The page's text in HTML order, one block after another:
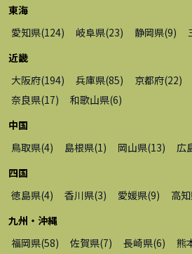
東海
愛知県(124) 岐阜県(23) 静岡県(9)
近畿
大阪府(194) 兵庫県(85) 京都府(22)
奈良県(17) 和歌山県(6)
中国
鳥取県(4) 島根県(1 ) 岡山県(13) 広
四国
徳島県(4) 香川県(3) 愛媛県(9) 高
九州・沖縄
福岡県(58) 佐賀県(7) 長崎県(6) 熊